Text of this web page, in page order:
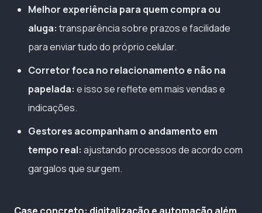
Melhor experiência para quem compra ou
aluga: transparência sobre prazos e facilidade
para enviar tudo do próprio celular.
Corretor foca no relacionamento e não na
papelada: e isso se reflete em mais vendas e
indicações.
Gestores acompanham o andamento em
tempo real: ajustando processos de acordo com
gargalos que surgem.